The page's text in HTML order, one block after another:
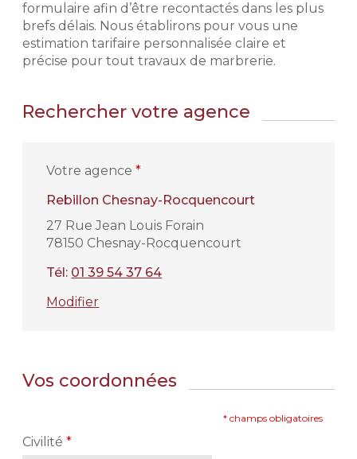
formulaire afin d’être recontactés dans les plus
brefs délais. Nous établirons pour vous une
estimation tarifaire personnalisée claire et
précise pour tout travaux de marbrerie.
Rechercher votre agence
Votre agence*
Rebillon Chesnay-Rocquencourt
27 Rue Jean Louis Forain
78150 Chesnay-Rocquencourt
Tél: 01 39 54 37 64
Modifier
Vos coordonnées
* champs obligatoires
Civilité*